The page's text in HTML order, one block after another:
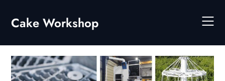
content
Cake Workshop